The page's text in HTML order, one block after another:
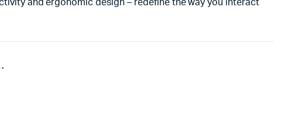
and ergonomic design – redefine the way you interact